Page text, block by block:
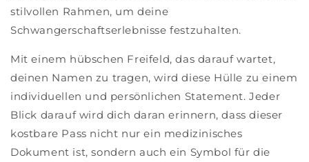
stilvollen Rahmen, um deine
Schwangerschaftserlebnisse festzuhalten.
Mit einem hübschen Freifeld, das darauf wartet,
deinen Namen zu tragen, wird diese Hülle zu einem
individuellen und persönlichen Statement. Jeder
Blick darauf wird dich daran erinnern, dass dieser
kostbare Pass nicht nur ein medizinisches
Dokument ist, sondern auch ein Symbol für die